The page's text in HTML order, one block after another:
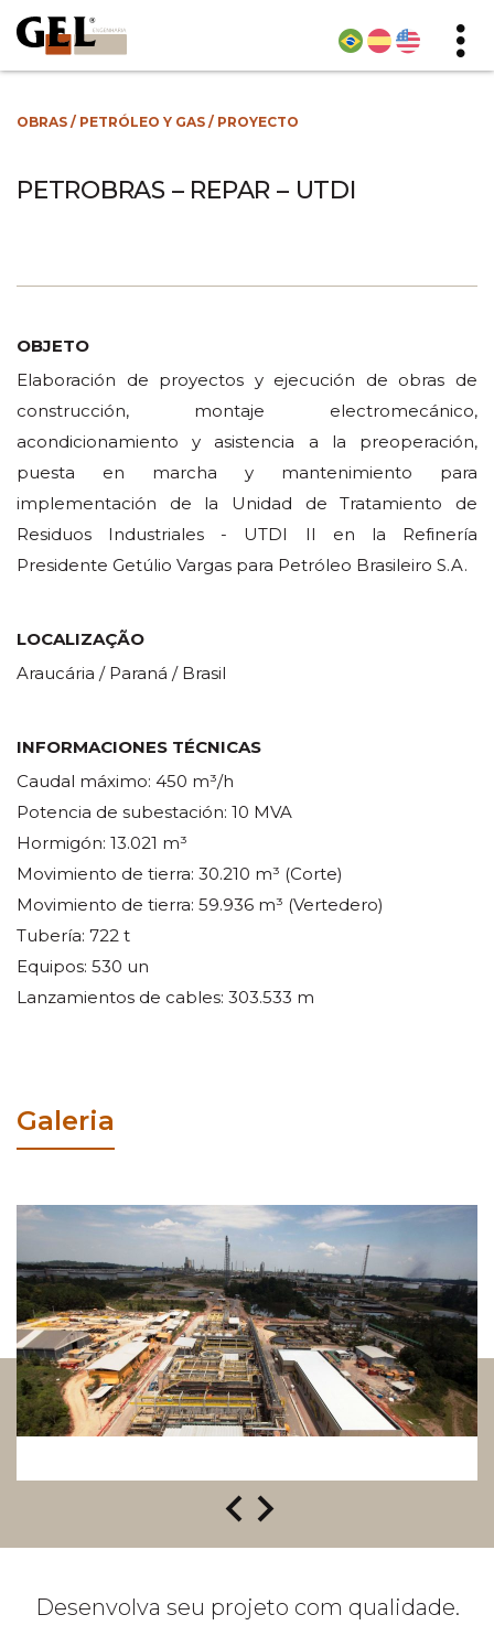
OBRAS / PETRÓLEO Y GAS / PROYECTO
PETROBRAS – REPAR – UTDI
OBJETO
Elaboración de proyectos y ejecución de obras de
construcción, montaje electromecánico,
acondicionamiento y asistencia a la preoperación,
puesta en marcha y mantenimiento para
implementación de la Unidad de Tratamiento de
Residuos Industriales - UTDI II en la Refinería
Presidente Getúlio Vargas para Petróleo Brasileiro S.A.
LOCALIZAÇÃO
Araucária / Paraná / Brasil
INFORMACIONES TÉCNICAS
Caudal máximo: 450 m³/h
Potencia de subestación: 10 MVA
Hormigón: 13.021 m³
Movimiento de tierra: 30.210 m³ (Corte)
Movimiento de tierra: 59.936 m³ (Vertedero)
Tubería: 722 t
Equipos: 530 un
Lanzamientos de cables: 303.533 m
Galeria
Desenvolva seu projeto com qualidade.